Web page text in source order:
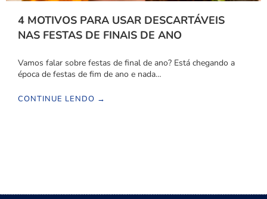
4 MOTIVOS PARA USAR DESCARTÁVEIS
NAS FESTAS DE FINAIS DE ANO
Vamos falar sobre festas de final de ano? Está chegando a
época de festas de fim de ano e nada…
CONTINUE LENDO →